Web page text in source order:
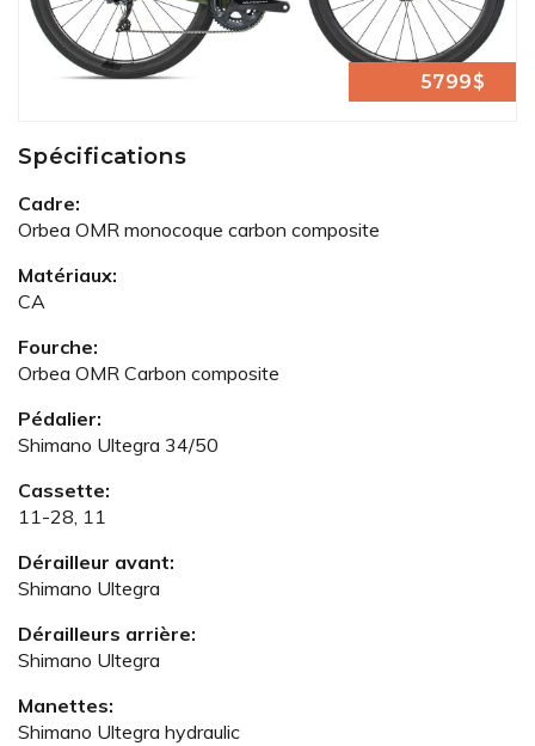
5799$
Spécifications
Cadre:
Orbea OMR monocoque carbon composite
Matériaux:
CA
Fourche:
Orbea OMR Carbon composite
Pédalier:
Shimano Ultegra 34/50
Cassette:
11-28, 11
Dérailleur avant:
Shimano Ultegra
Dérailleurs arrière:
Shimano Ultegra
Manettes:
Shimano Ultegra hydraulic